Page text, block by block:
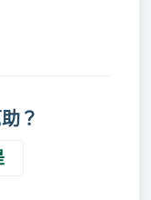
？